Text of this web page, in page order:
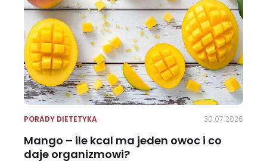
PORADY DIETETYKA 30.07.2026
Mango – ile kcal ma jeden owoc i co
daje organizmowi?